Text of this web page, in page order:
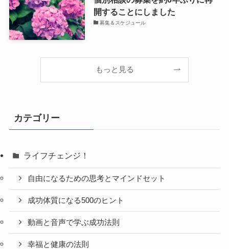
開することにしました
募集＆スケジュール
もっと見る
カテゴリー
ライフチェンジ！
自由になるための思考とマインドセット
成功体質になる500のヒント
動画と音声で学ぶ成功法則
幸福と健康の法則